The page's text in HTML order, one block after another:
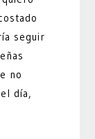
seguir
no
día,